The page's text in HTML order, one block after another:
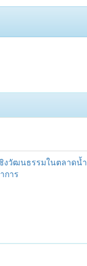
งวัฒนธรรมในตลาดน้ำ
การ